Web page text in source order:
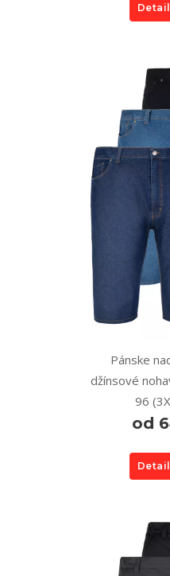
Pánske
džínsové
96
od